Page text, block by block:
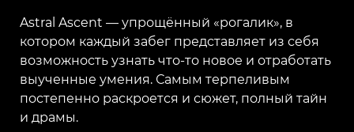
Astral Ascent — упрощённый «рогалик», в
котором каждый забег представляет из себя
возможность узнать что-то новое и отработать
выученные умения. Самым терпеливым
постепенно раскроется и сюжет, полный тайн
и драмы.